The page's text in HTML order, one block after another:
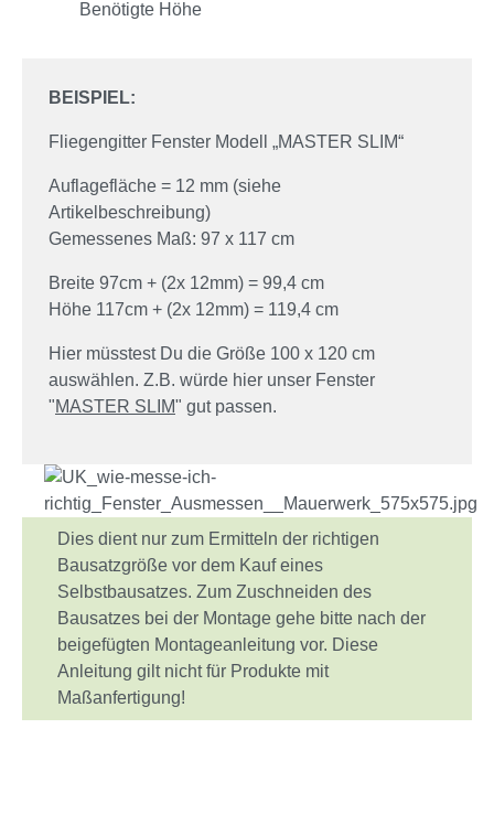
Benötigte Höhe
BEISPIEL:
Fliegengitter Fenster Modell „MASTER SLIM“
Auflagefläche = 12 mm (siehe
Artikelbeschreibung)
Gemessenes Maß: 97 x 117 cm
Breite 97cm + (2x 12mm) = 99,4 cm
Höhe 117cm + (2x 12mm) = 119,4 cm
Hier müsstest Du die Größe 100 x 120 cm
auswählen. Z.B. würde hier unser Fenster
"MASTER SLIM" gut passen.
Dies dient nur zum Ermitteln der richtigen
Bausatzgröße vor dem Kauf eines
Selbstbausatzes. Zum Zuschneiden des
Bausatzes bei der Montage gehe bitte nach der
beigefügten Montageanleitung vor. Diese
Anleitung gilt nicht für Produkte mit
Maßanfertigung!